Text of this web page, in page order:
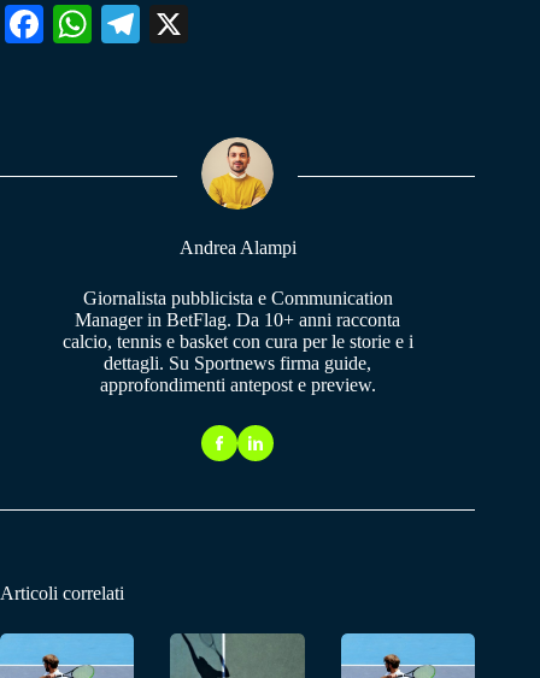
Fa W
pp
Te
m
Andrea Alampi
Giornalista pubblicista e Communication
Manager in BetFlag. Da 10+ anni racconta
calcio, tennis e basket con cura per le storie e i
dettagli. Su Sportnews firma guide,
approfondimenti antepost e preview.
Articoli correlati